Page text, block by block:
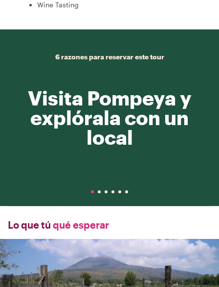
Wine Tasting
6 razones para reservar este tour
Visita Pompeya y
explórala con un
local
Lo que tú qué esperar